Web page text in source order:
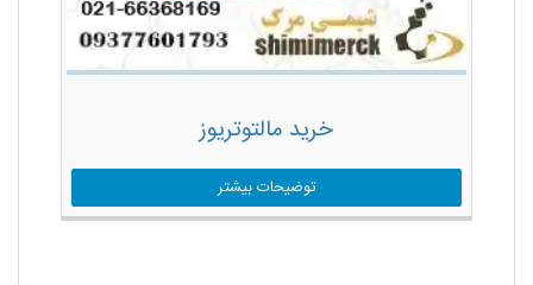
خرید مالتوتریوز
توضیحات بیشتر